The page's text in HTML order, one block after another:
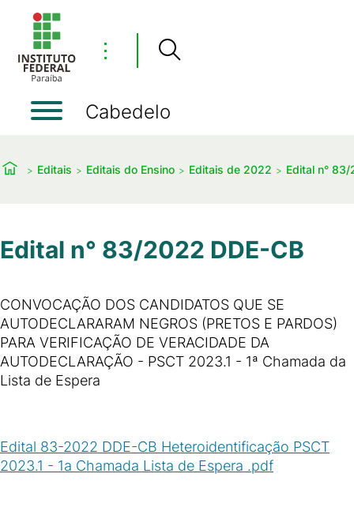
⋮
Cabedelo
Editais Editais do Ensino Editais de 2022 Edital n°
Edital n° 83/2022 DDE-CB
CONVOCAÇÃO DOS CANDIDATOS QUE SE
AUTODECLARARAM NEGROS (PRETOS E PARDOS)
PARA VERIFICAÇÃO DE VERACIDADE DA
AUTODECLARAÇÃO - PSCT 2023.1 - 1ª Chamada da
Lista de Espera
Edital 83-2022 DDE-CB Heteroidentificação PSCT
2023.1 - 1a Chamada Lista de Espera .pdf